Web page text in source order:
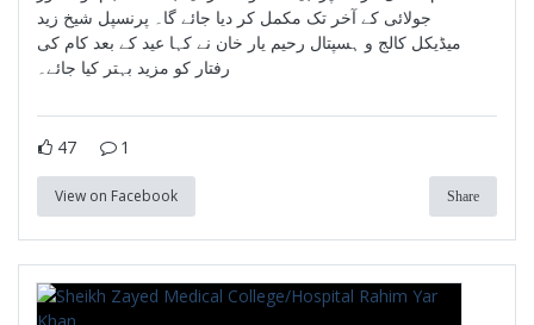
جولائی کے آخر تک مکمل کر دیا جائے گا۔ پرنسپل شیخ زید
میڈیکل کالج و ہسپتال رحیم یار خان نے کہا عید کے بعد کام کی
رفتار کو مزید بہتر کیا جائے۔
47 1
View on Facebook Share